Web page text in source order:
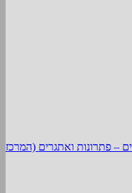
– פתרונות ואתגרים (המרכז